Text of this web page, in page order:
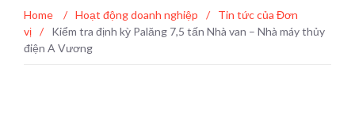
Home / Hoạt động doanh nghiệp /
Tin tức của Đơn
vị /
Kiểm tra định kỳ Palăng 7,5 tấn Nhà van – Nhà máy thủy
điện A Vương